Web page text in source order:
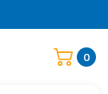
0